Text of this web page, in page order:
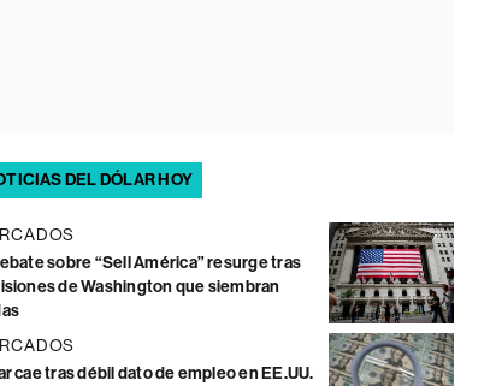
DEL DÓLAR HOY
sobre “Sell América” resurge tras
de Washington que siembran
cae tras débil dato de empleo en EE.UU.